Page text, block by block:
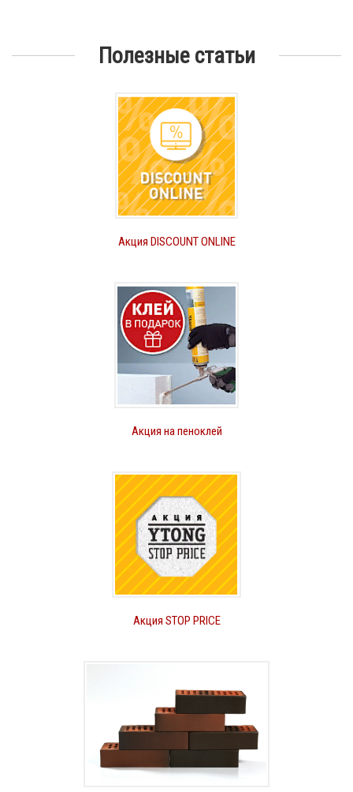
Полезные статьи
Акция DISCOUNT ONLINE
Акция на пеноклей
Акция STOP PRICE